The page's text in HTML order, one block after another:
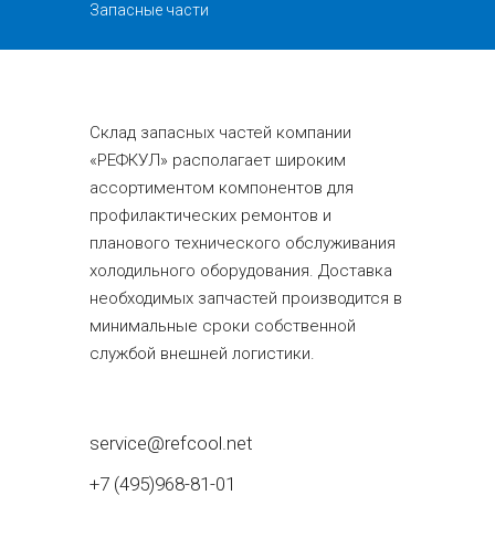
Запасные части
Склад запасных частей компании
«РЕФКУЛ» располагает широким
ассортиментом компонентов для
профилактических ремонтов и
планового технического обслуживания
холодильного оборудования. Доставка
необходимых запчастей производится в
минимальные сроки собственной
службой внешней логистики.
service@refcool.net
+7 (495)968-81-01